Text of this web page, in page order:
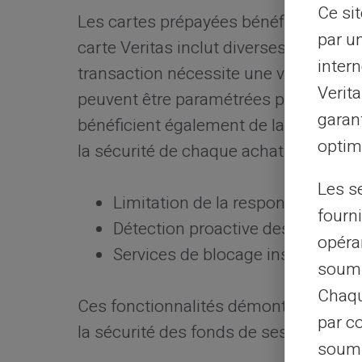
Les cartes prépayées bénéficient de
carte Veritas inclut diverses
transaction nécessite une
peuvent être paramétrées pour
bénéficient également de la
la sécurité de chaque achat réalisé.
Limitation de la responsabilité
Détection proactive des
Services de blocage instantané
Ces fonctionnalités démontrent
la sécurité des fonds de ses clients.
Ce
par
Les
par